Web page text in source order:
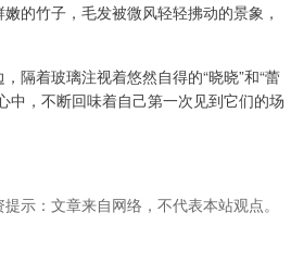
的竹子，毛发被微风轻轻拂动的景象，
隔着玻璃注视着悠然自得的“晓晓”和“蕾
中，不断回味着自己第一次见到它们的场
示：文章来自网络，不代表本站观点。